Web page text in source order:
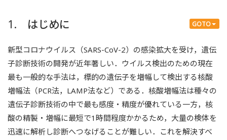
GOTO
1. はじめに
新型コロナウイルス（SARS-CoV-2）の感染拡大を受け，遺伝
子診断技術の開発が近年著しい．ウイルス検出のための現在
最も一般的な手法は，標的の遺伝子を増幅して検出する核酸
増幅法（PCR法，LAMP法など）である．核酸増幅法は種々の
遺伝子診断技術の中で最も感度・精度が優れている一方，核
酸の精製・増幅に最短で1時間程度かかるため，大量の検体を
迅速に解析し診断へつなげることが難しい．これを解決すべ